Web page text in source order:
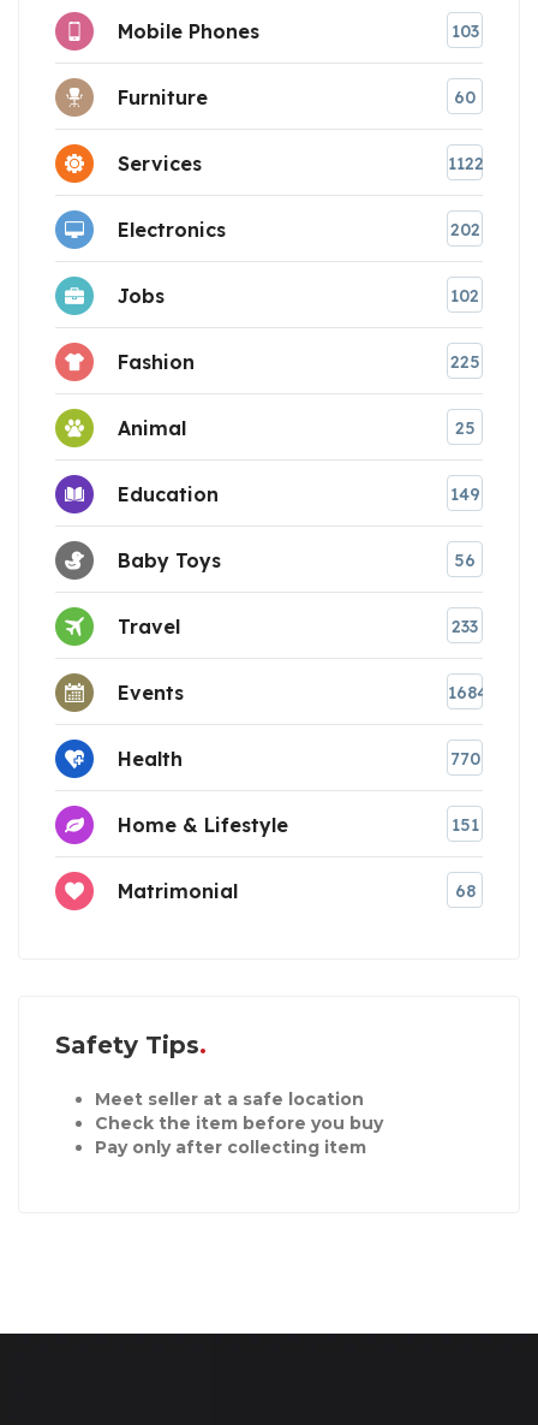
Mobile Phones 103
Furniture 60
Services 1122
Electronics 202
Jobs 102
Fashion 225
Animal 25
Education 149
Baby Toys 56
Travel 233
Events 1684
Health 770
Home & Lifestyle 151
Matrimonial 68
Safety Tips
Meet seller at a safe location
Check the item before you buy
Pay only after collecting item